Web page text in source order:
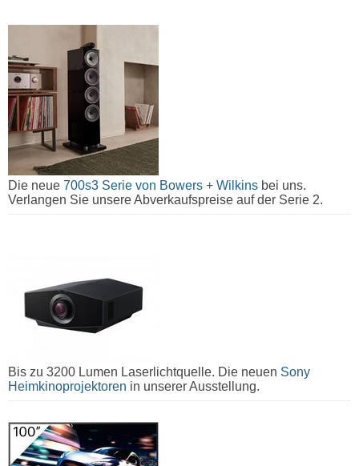
Die neue 700s3 Serie von Bowers + Wilkins bei uns.
Verlangen Sie unsere Abverkaufspreise auf der Serie 2.
Bis zu 3200 Lumen Laserlichtquelle. Die neuen Sony
Heimkinoprojektoren in unserer Ausstellung.